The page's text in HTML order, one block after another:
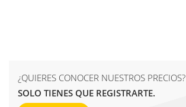
¿QUIERES CONOCER NUESTROS PRECIOS?
SOLO TIENES QUE REGISTRARTE.